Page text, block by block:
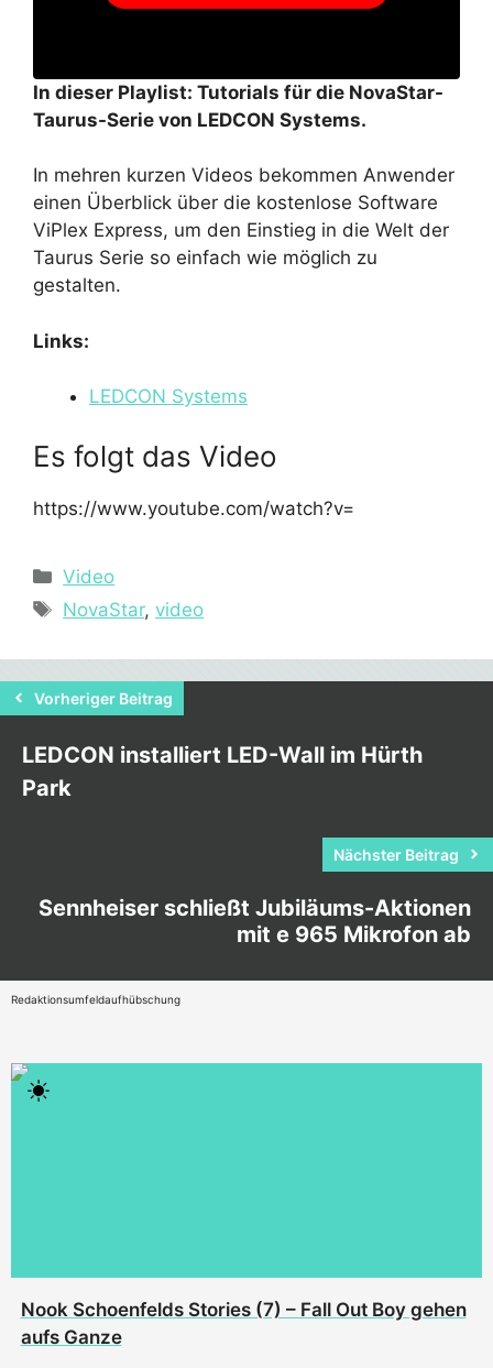
In dieser Playlist: Tutorials für die NovaStar-
Taurus-Serie von LEDCON Systems.
In mehren kurzen Videos bekommen Anwender
einen Überblick über die kostenlose Software
ViPlex Express, um den Einstieg in die Welt der
Taurus Serie so einfach wie möglich zu
gestalten.
Links:
LEDCON Systems
Es folgt das Video
https://www.youtube.com/watch?v=
Kategorien
Video
Schlagwörter
NovaStar,video
Vorheriger Beitrag
LEDCON installiert LED-Wall im Hürth
Park
Nächster Beitrag
Sennheiser schließt Jubiläums-Aktionen
mit e 965 Mikrofon ab
Redaktionsumfeldaufhübschung
Nook Schoenfelds Stories (7) – Fall Out Boy gehen
aufs Ganze